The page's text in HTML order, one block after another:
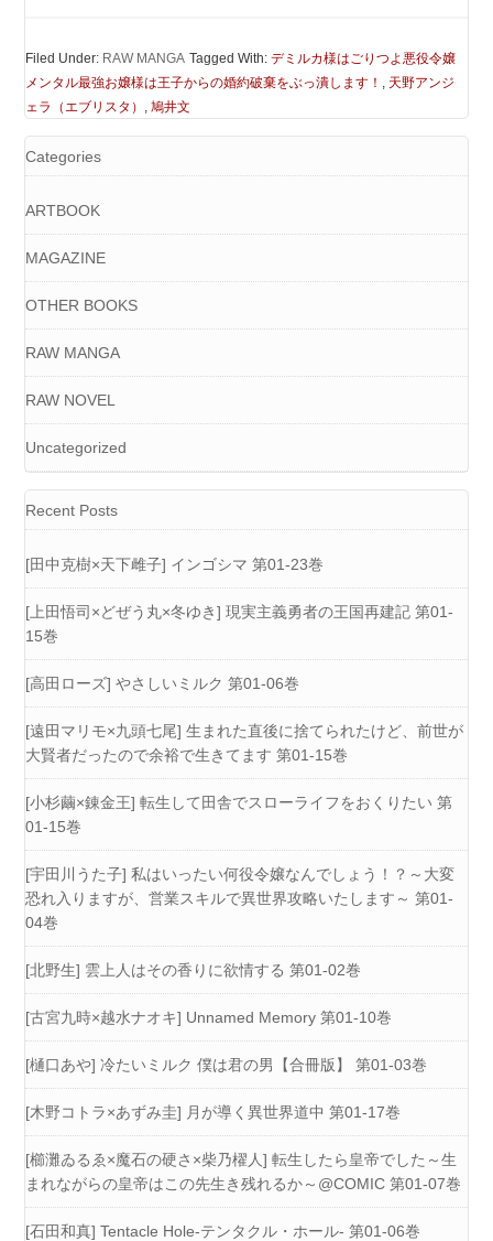
Filed Under: RAW MANGA Tagged With:デミルカ様はごりつよ悪役令嬢
メンタル最強お嬢様は王子からの婚約破棄をぶっ潰します！ , 天野アンジ
ェラ（エブリスタ） ,鳩井文
Categories
ARTBOOK
MAGAZINE
OTHER BOOKS
RAW MANGA
RAW NOVEL
Uncategorized
Recent Posts
[田中克樹×天下雌子] インゴシマ 第01-23巻
[上田悟司×どぜう丸×冬ゆき] 現実主義勇者の王国再建記 第01-
15巻
[高田ローズ] やさしいミルク 第01-06巻
[遠田マリモ×九頭七尾] 生まれた直後に捨てられたけど、前世が
大賢者だったので余裕で生きてます 第01-15巻
[小杉繭×錬金王] 転生して田舎でスローライフをおくりたい 第
01-15巻
[宇田川うた子] 私はいったい何役令嬢なんでしょう！？～大変
恐れ入りますが、営業スキルで異世界攻略いたします～ 第01-
04巻
[北野生] 雲上人はその香りに欲情する 第01-02巻
[古宮九時×越水ナオキ] Unnamed Memory 第01-10巻
[樋口あや] 冷たいミルク 僕は君の男【合冊版】 第01-03巻
[木野コトラ×あずみ圭] 月が導く異世界道中 第01-17巻
[櫛灘ゐるゑ×魔石の硬さ×柴乃櫂人] 転生したら皇帝でした～生
まれながらの皇帝はこの先生き残れるか～@COMIC 第01-07巻
[石田和真] Tentacle Hole-テンタクル・ホール- 第01-06巻